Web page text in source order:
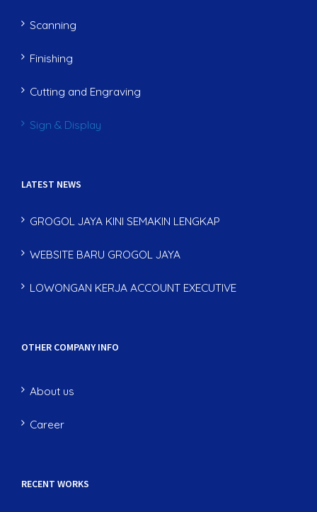
Scanning
Finishing
Cutting and Engraving
Sign & Display
LATEST NEWS
GROGOL JAYA KINI SEMAKIN LENGKAP
WEBSITE BARU GROGOL JAYA
LOWONGAN KERJA ACCOUNT EXECUTIVE
OTHER COMPANY INFO
About us
Career
RECENT WORKS